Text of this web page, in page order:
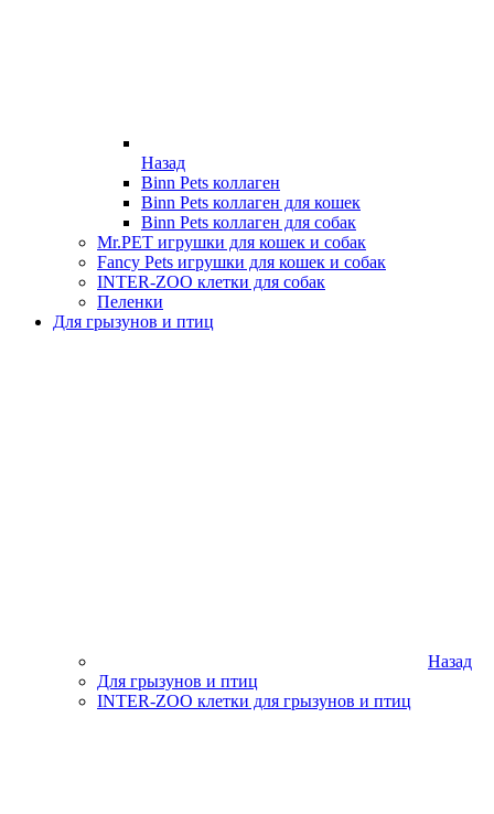
Назад
Binn Pets коллаген
Binn Pets коллаген для кошек
Binn Pets коллаген для собак
Mr.PET игрушки для кошек и собак
Fancy Pets игрушки для кошек и собак
INTER-ZOO клетки для собак
Пеленки
Для грызунов и птиц
Назад
Для грызунов и птиц
INTER-ZOO клетки для грызунов и птиц